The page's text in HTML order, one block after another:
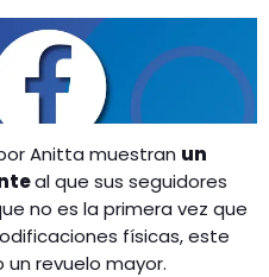
Anitta muestran un
al que sus seguidores
no es la primera vez que
físicas, este
revuelo mayor.